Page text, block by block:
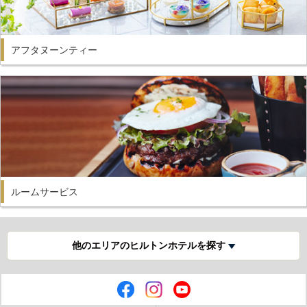
アフタヌーンティー
ルームサービス
他のエリアのヒルトンホテルを探す